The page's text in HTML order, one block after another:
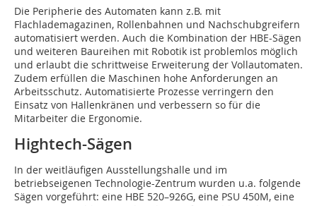
Die Peripherie des Automaten kann z.B. mit
Flachlademagazinen, Rollenbahnen und Nachschubgreifern
automatisiert werden. Auch die Kombination der HBE-Sägen
und weiteren Baureihen mit Robotik ist problemlos möglich
und erlaubt die schrittweise Erweiterung der Vollautomaten.
Zudem erfüllen die Maschinen hohe Anforderungen an
Arbeitsschutz. Automatisierte Prozesse verringern den
Einsatz von Hallenkränen und verbessern so für die
Mitarbeiter die Ergonomie.
Hightech-Sägen
In der weitläufigen Ausstellungshalle und im
betriebseigenen Technologie-Zentrum wurden u.a. folgende
Sägen vorgeführt: eine HBE 520–926G, eine PSU 450M, eine